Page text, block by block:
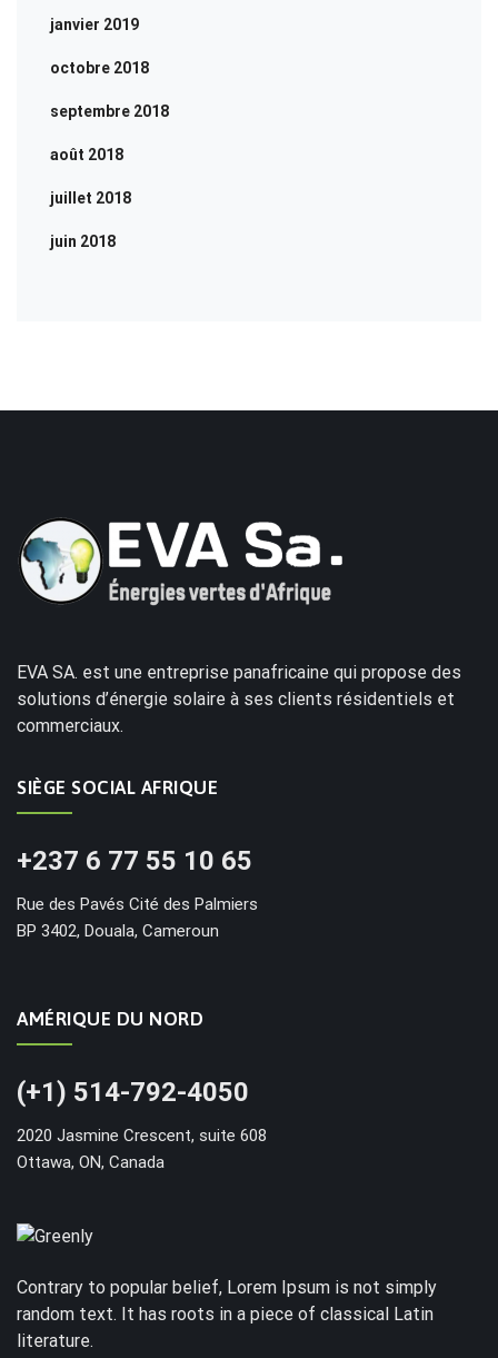
janvier 2019
octobre 2018
septembre 2018
août 2018
juillet 2018
juin 2018
EVA SA. est une entreprise panafricaine qui propose des
solutions d’énergie solaire à ses clients résidentiels et
commerciaux.
SIÈGE SOCIAL AFRIQUE
+237 6 77 55 10 65
Rue des Pavés Cité des Palmiers
BP 3402, Douala, Cameroun
AMÉRIQUE DU NORD
(+1) 514-792-4050
2020 Jasmine Crescent, suite 608
Ottawa, ON, Canada
Contrary to popular belief, Lorem Ipsum is not simply
random text. It has roots in a piece of classical Latin
literature.